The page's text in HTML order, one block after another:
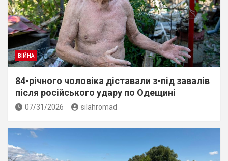
ВІЙНА
84-річного чоловіка діставали з-під завалів
пiсля росiйського удару по Одещині
07/31/2026 silahromad